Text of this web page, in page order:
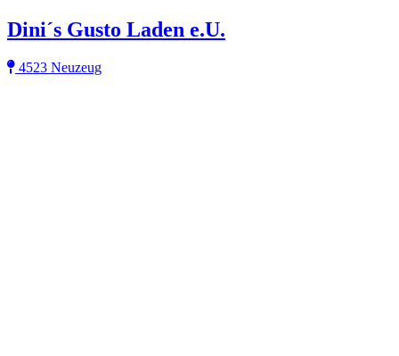
Dini´s Gusto Laden e.U.
4523 Neuzeug